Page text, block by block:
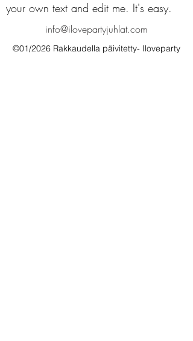
your own text and edit me. It's easy.
info@ilovepartyjuhlat.com
©01/2026 Rakkaudella päivitetty- Iloveparty